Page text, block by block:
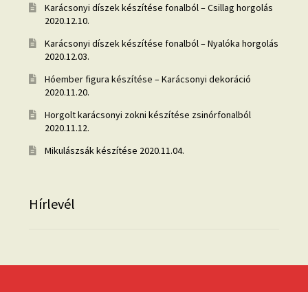
Karácsonyi díszek készítése fonalból – Csillag horgolás
2020.12.10.
Karácsonyi díszek készítése fonalból – Nyalóka horgolás
2020.12.03.
Hóember figura készítése – Karácsonyi dekoráció
2020.11.20.
Horgolt karácsonyi zokni készítése zsinórfonalból
2020.11.12.
Mikulászsák készítése 2020.11.04.
Hírlevél